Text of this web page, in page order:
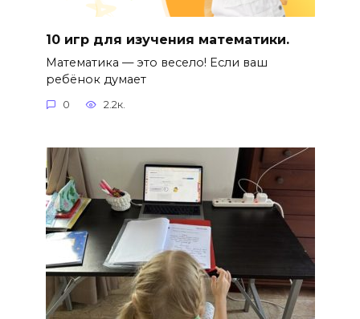
10 игр для изучения математики.
Математика — это весело! Если ваш
ребёнок думает
0 2.2к.